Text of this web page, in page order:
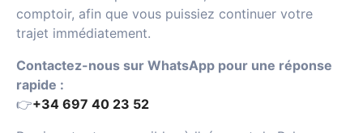
comptoir, afin que vous puissiez continuer votre
trajet immédiatement.
Contactez-nous sur WhatsApp pour une réponse
rapide :
👉+34 697 40 23 52